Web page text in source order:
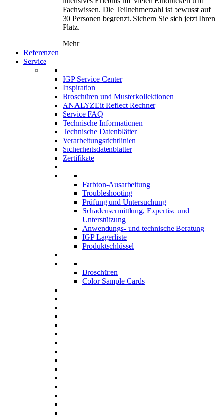
Fachwissen. Die Teilnehmerzahl ist bewusst auf
30 Personen begrenzt. Sichern Sie sich jetzt Ihren
Platz.
Mehr
Referenzen
Service
IGP Service Center
Inspiration
Broschüren und Musterkollektionen
ANALYZEit Reflect Rechner
Service FAQ
Technische Informationen
Technische Datenblätter
Verarbeitungsrichtlinien
Sicherheitsdatenblätter
Zertifikate
Farbton-Ausarbeitung
Troubleshooting
Prüfung und Untersuchung
Schadensermittlung, Expertise und
Unterstützung
Anwendungs- und technische Beratung
IGP Lagerliste
Produktschlüssel
Broschüren
Color Sample Cards